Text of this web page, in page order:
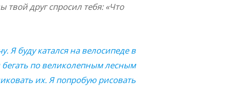
друг спросил тебя: «Что
Я буду катался на велосипеде в
по великолепным лесным
их. Я попробую рисовать